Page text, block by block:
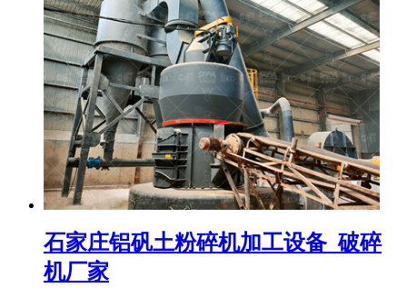
石家庄铝矾土粉碎机加工设备_破碎
机厂家